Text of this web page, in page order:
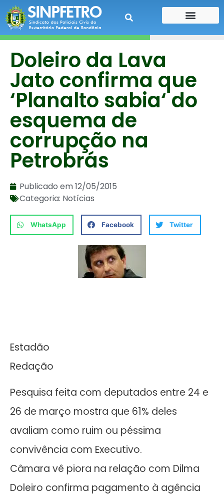
Doleiro da Lava
Jato confirma que
‘Planalto sabia‘ do
esquema de
corrupção na
Petrobrás
Publicado em12/05/2015
Categoria: Notícias
WhatsApp Facebook Twitter
Estadão
Redação
Pesquisa feita com deputados entre 24 e
26 de março mostra que 61% deles
avaliam como ruim ou péssima
convivência com Executivo.
Câmara vê piora na relação com Dilma
Doleiro confirma pagamento à agência